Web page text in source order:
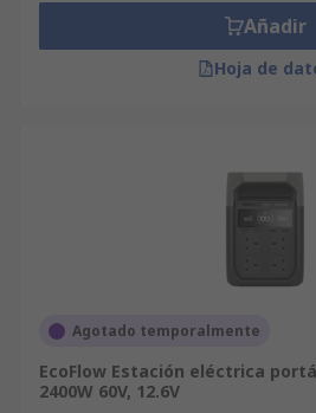
Añadir
Hoja de
Agotado temporalmente
EcoFlow Estación eléctrica
2400W 60V, 12.6V